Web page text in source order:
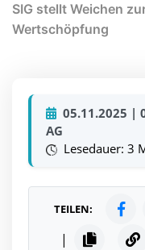
SIG stellt Weichen
Wertschöpfung
05.11.2025 |
AG
Lesedauer: 3
TEILEN:
|